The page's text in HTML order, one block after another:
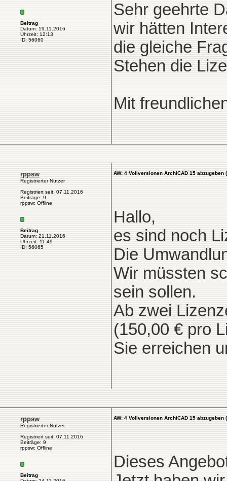
Beitrag
Datum: 19.11.2016
Uhrzeit: 12:13
ID: 56060
Sehr geehrte
wir hätten
die gleiche
Stehen die
Mit
rppsw
Registrierter Nutzer
Registriert seit: 07.11.2016
Beiträge: 9
rppsw: Offline
Beitrag
Datum: 21.11.2016
Uhrzeit: 11:49
ID: 56065
AW: 4 Vollversionen ArchiCAD 15 abzugeben
Hallo,
es sind noch
Die
Wir müssten
sein sollen.
Ab zwei
(150,00 € pro
Sie erreichen
rppsw
Registrierter Nutzer
Registriert seit: 07.11.2016
Beiträge: 9
rppsw: Offline
Beitrag
AW: 4 Vollversionen ArchiCAD 15 abzugeben
Dieses